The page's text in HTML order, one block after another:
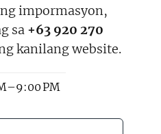
impormasyon,
sa +63 920 270
kanilang website.
PM